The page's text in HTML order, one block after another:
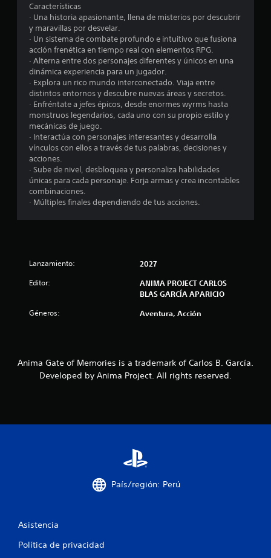
Características
· Una historia apasionante, llena de misterios por descubrir
y maravillas por desvelar.
· Un sistema de combate profundo e intuitivo que fusiona
acción frenética en tiempo real con elementos RPG.
· Alterna entre dos personajes diferentes y únicos en una
dinámica experiencia para un jugador.
· Explora un rico mundo interconectado. Viaja entre
distintos entornos y descubre nuevas áreas y secretos.
· Enfréntate a jefes épicos, desde enormes wyrms hasta
monstruos legendarios, cada uno con su propio estilo y
mecánicas de juego.
· Interactúa con personajes interesantes y desarrolla
vínculos con ellos a través de tus palabras, decisiones y
acciones.
· Sube de nivel, desbloquea y personaliza habilidades
únicas para cada personaje. Forja armas y crea incontables
combinaciones.
· Múltiples finales dependiendo de tus acciones.
Lanzamiento: 2027
Editor:
ANIMA PROJECT CARLOS
BLAS GARCÍA APARICIO
Géneros: Aventura, Acción
Anima Gate of Memories is a trademark of Carlos B. García.
Developed by Anima Project. All rights reserved.
País/región: Perú
Asistencia
Política de privacidad